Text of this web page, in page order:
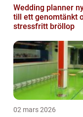
Wedding planner nyckeln
till ett genomtänkt
stressfritt bröllop
02 mars 2026